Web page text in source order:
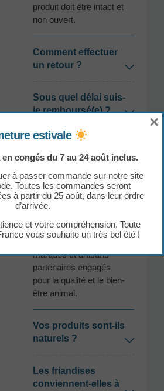
produit doit être intact et
non ouvert.
Comment effectuer
un retour ?
Sous quel délai suis-
je remboursé(e) ?
produits ?
Tous les articles
France sont fabriqués
marques et artisans
partenaires engagés
pour la qualité et le bien-
être animal.
Vos produits sont-ils
naturels ?
Les friandises
conviennent-elles à
estivale
congés du 7 au 24 août inclus.
à passer commande sur notre site
Toutes les commandes seront
à partir du 25 août, dans leur ordre
d’arrivée.
et votre compréhension. Toute
vous souhaite un très bel été !
×